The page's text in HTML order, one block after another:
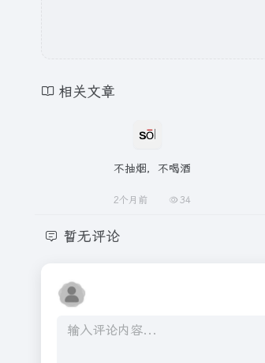
相关文章
不抽烟，不喝酒
2个月前 34
暂无评论